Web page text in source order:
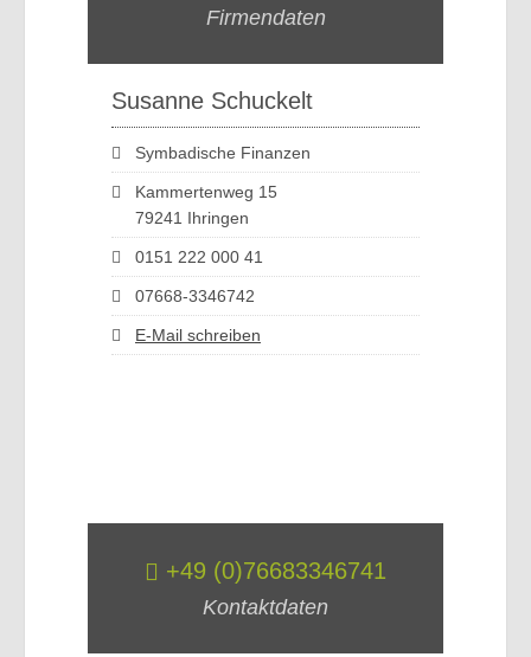
Firmendaten
Susanne Schuckelt
Symbadische Finanzen
Kammertenweg 15
79241 Ihringen
0151 222 000 41
07668-3346742
E-Mail schreiben
+49 (0)76683346741
Kontaktdaten